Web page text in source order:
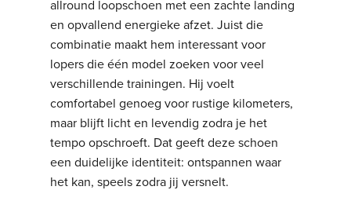
allround loopschoen met een zachte landing
en opvallend energieke afzet. Juist die
combinatie maakt hem interessant voor
lopers die één model zoeken voor veel
verschillende trainingen. Hij voelt
comfortabel genoeg voor rustige kilometers,
maar blijft licht en levendig zodra je het
tempo opschroeft. Dat geeft deze schoen
een duidelijke identiteit: ontspannen waar
het kan, speels zodra jij versnelt.